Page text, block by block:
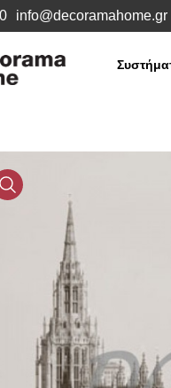
info@decoramahome.gr
Media